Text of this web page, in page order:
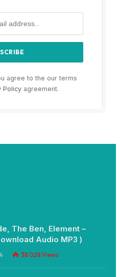
agree to the our terms
Policyagreement.
The Ben, Element –
Audio MP3 )
38 028 Views